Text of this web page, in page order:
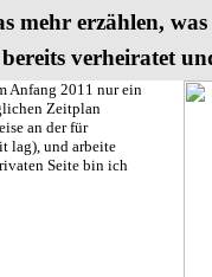
mehr erzählen,
verheiratet
Anfang 2011 nur ein
Zeitplan
an der für
lag), und arbeite
Seite bin ich